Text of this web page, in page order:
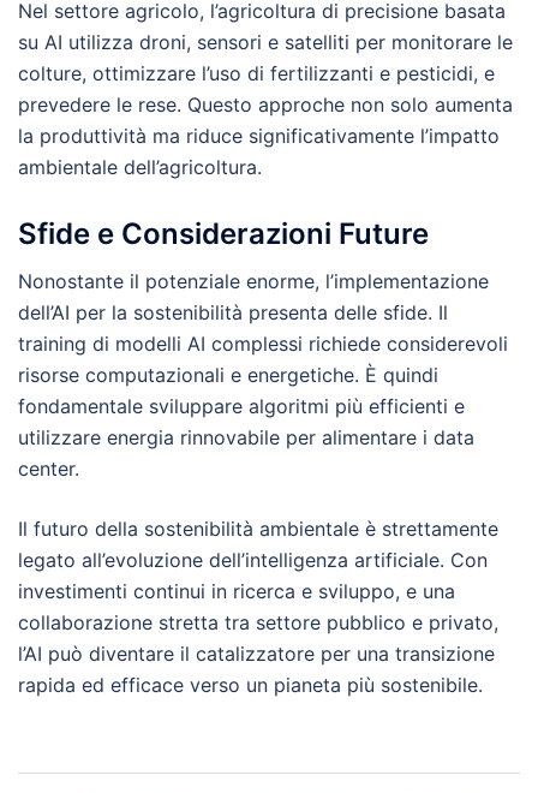
Nel settore agricolo, l’agricoltura di precisione basata
su AI utilizza droni, sensori e satelliti per monitorare le
colture, ottimizzare l’uso di fertilizzanti e pesticidi, e
prevedere le rese. Questo approche non solo aumenta
la produttività ma riduce significativamente l’impatto
ambientale dell’agricoltura.
Sfide e Considerazioni Future
Nonostante il potenziale enorme, l’implementazione
dell’AI per la sostenibilità presenta delle sfide. Il
training di modelli AI complessi richiede considerevoli
risorse computazionali e energetiche. È quindi
fondamentale sviluppare algoritmi più efficienti e
utilizzare energia rinnovabile per alimentare i data
center.
Il futuro della sostenibilità ambientale è strettamente
legato all’evoluzione dell’intelligenza artificiale. Con
investimenti continui in ricerca e sviluppo, e una
collaborazione stretta tra settore pubblico e privato,
l’AI può diventare il catalizzatore per una transizione
rapida ed efficace verso un pianeta più sostenibile.